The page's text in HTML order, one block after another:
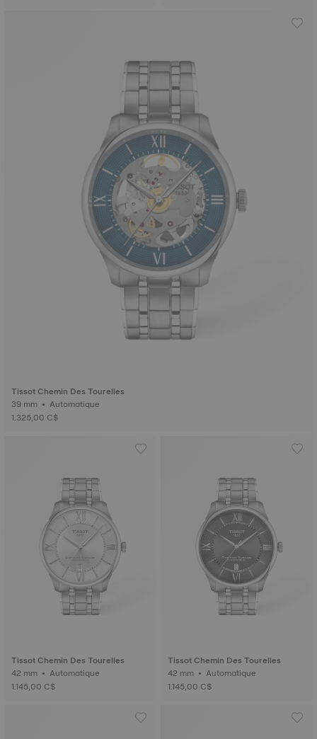
Tissot Chemin Des Tourelles
39 mm • Automatique
1.325,00 C$
Tissot Chemin Des Tourelles
42 mm • Automatique
1.145,00 C$
Tissot Chemin Des Tourelles
42 mm • Automatique
1.145,00 C$